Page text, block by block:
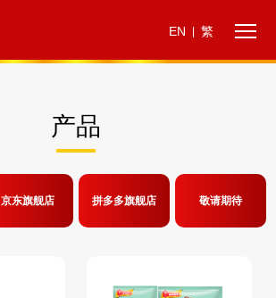
EN 繁
产品
京东旗舰店 拼多多旗舰店 敬请期待